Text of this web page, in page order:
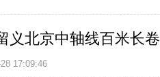
义北京中轴线百米长
17:09:46